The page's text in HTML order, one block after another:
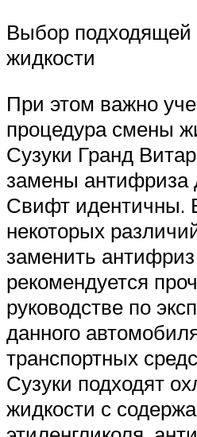
Выбор
жидкости
При этом важно
процедура смены
Сузуки Гранд
замены антифриза
Свифт идентичны.
некоторых
заменить
рекомендуется
руководстве по
данного
транспортных
Сузуки подходят
жидкости с